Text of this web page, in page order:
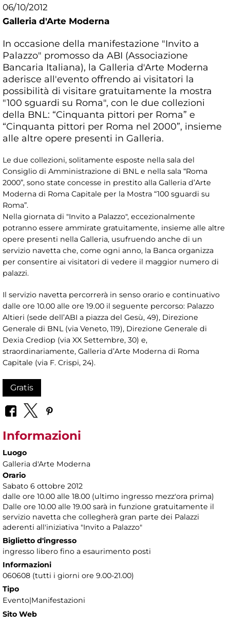
06/10/2012
Galleria d'Arte Moderna
In occasione della manifestazione "Invito a
Palazzo" promosso da ABI (Associazione
Bancaria Italiana), la Galleria d'Arte Moderna
aderisce all'evento offrendo ai visitatori la
possibilità di visitare gratuitamente la mostra
"100 sguardi su Roma", con le due collezioni
della BNL: “Cinquanta pittori per Roma” e
“Cinquanta pittori per Roma nel 2000”, insieme
alle altre opere presenti in Galleria.
Le due collezioni, solitamente esposte nella sala del
Consiglio di Amministrazione di BNL e nella sala “Roma
2000”, sono state concesse in prestito alla Galleria d’Arte
Moderna di Roma Capitale per la Mostra “100 sguardi su
Roma”.
Nella giornata di "Invito a Palazzo", eccezionalmente
potranno essere ammirate gratuitamente, insieme alle altre
opere presenti nella Galleria, usufruendo anche di un
servizio navetta che, come ogni anno, la Banca organizza
per consentire ai visitatori di vedere il maggior numero di
palazzi.
Il servizio navetta percorrerà in senso orario e continuativo
dalle ore 10.00 alle ore 19.00 il seguente percorso: Palazzo
Altieri (sede dell’ABI a piazza del Gesù, 49), Direzione
Generale di BNL (via Veneto, 119), Direzione Generale di
Dexia Crediop (via XX Settembre, 30) e,
straordinariamente, Galleria d’Arte Moderna di Roma
Capitale (via F. Crispi, 24).
Gratis
Informazioni
Luogo
Galleria d'Arte Moderna
Orario
Sabato 6 ottobre 2012
dalle ore 10.00 alle 18.00 (ultimo ingresso mezz'ora prima)
Dalle ore 10.00 alle 19.00 sarà in funzione gratuitamente il
servizio navetta che collegherà gran parte dei Palazzi
aderenti all'iniziativa "Invito a Palazzo"
Biglietto d'ingresso
ingresso libero fino a esaurimento posti
Informazioni
060608 (tutti i giorni ore 9.00-21.00)
Tipo
Evento|Manifestazioni
Sito Web